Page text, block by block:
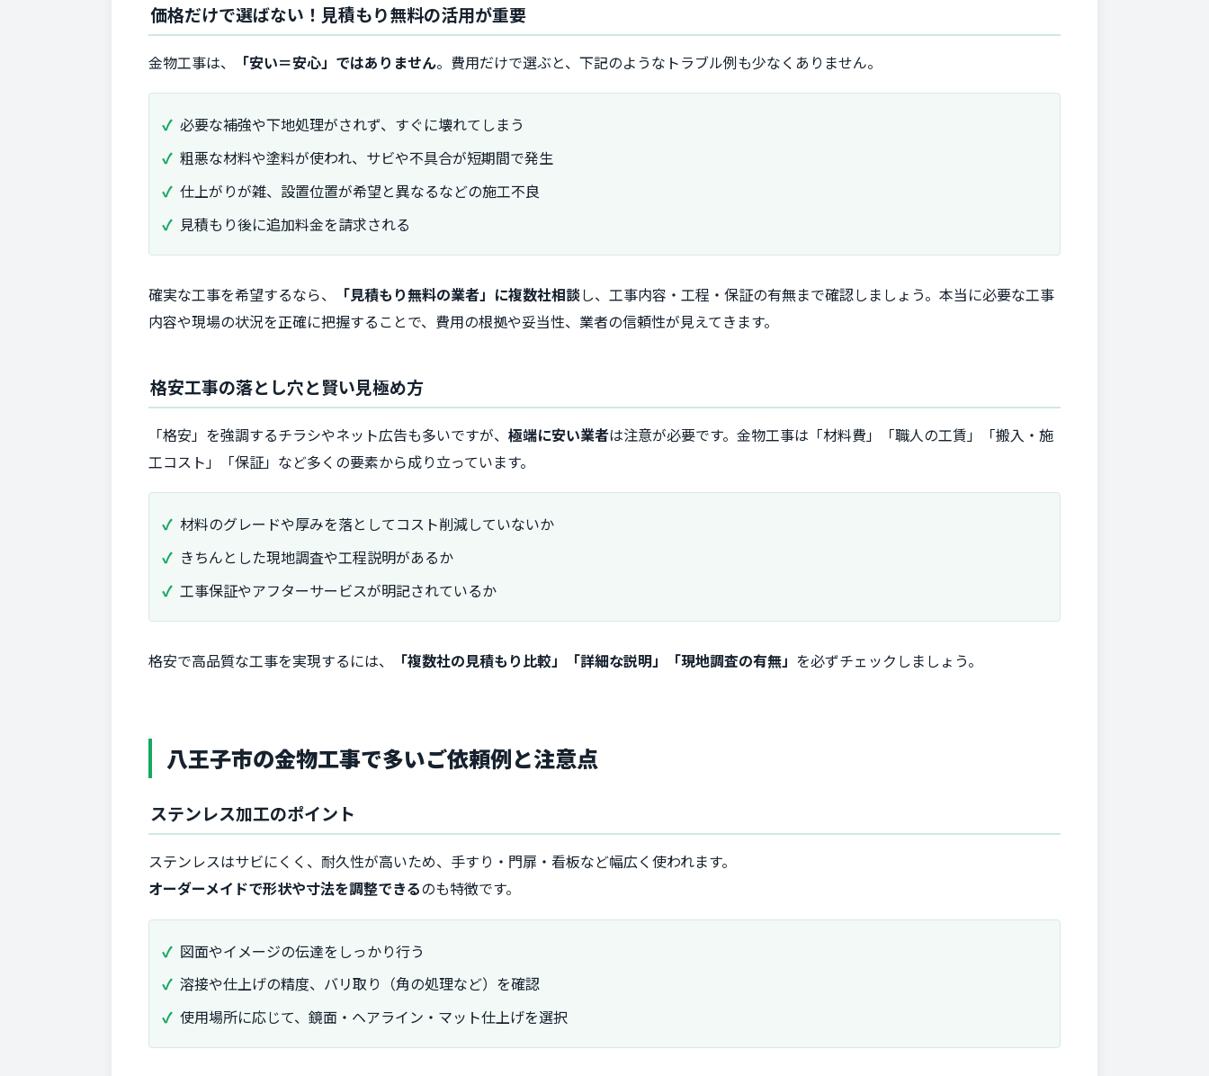
価格だけで選ばない！見積もり無料の活用が重要
金物工事は、 「安い＝安心」ではありません。費用だけで選ぶと、下記のようなトラブル例も少なくありません。
必要な補強や下地処理がされず、すぐに壊れてしまう
粗悪な材料や塗料が使われ、サビや不具合が短期間で発生
仕上がりが雑、設置位置が希望と異なるなどの施工不良
見積もり後に追加料金を請求される
確実な工事を希望するなら、 「見積もり無料の業者」に複数社相談し、工事内容・工程・保証の有無まで確認しましょう。本当に必要な工事
内容や現場の状況を正確に把握することで、費用の根拠や妥当性、業者の信頼性が見えてきます。
格安工事の落とし穴と賢い見極め方
「格安」を強調するチラシやネット広告も多いですが、 極端に安い業者は注意が必要です。金物工事は「材料費」「職人の工賃」「搬入・施
工コスト」「保証」など多くの要素から成り立っています。
材料のグレードや厚みを落としてコスト削減していないか
きちんとした現地調査や工程説明があるか
工事保証やアフターサービスが明記されているか
格安で高品質な工事を実現するには、 「複数社の見積もり比較」「詳細な説明」「現地調査の有無」 を必ずチェックしましょう。
八王子市の金物工事で多いご依頼例と注意点
ステンレス加工のポイント
ステンレスはサビにくく、耐久性が高いため、手すり・門扉・看板など幅広く使われます。
オーダーメイドで形状や寸法を調整できるのも特徴です。
図面やイメージの伝達をしっかり行う
溶接や仕上げの精度、バリ取り（角の処理など）を確認
使用場所に応じて、鏡面・ヘアライン・マット仕上げを選択